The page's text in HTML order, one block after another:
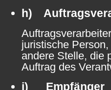
h)
juristische
andere Stelle, die
Auftrag des
i) Empfänger